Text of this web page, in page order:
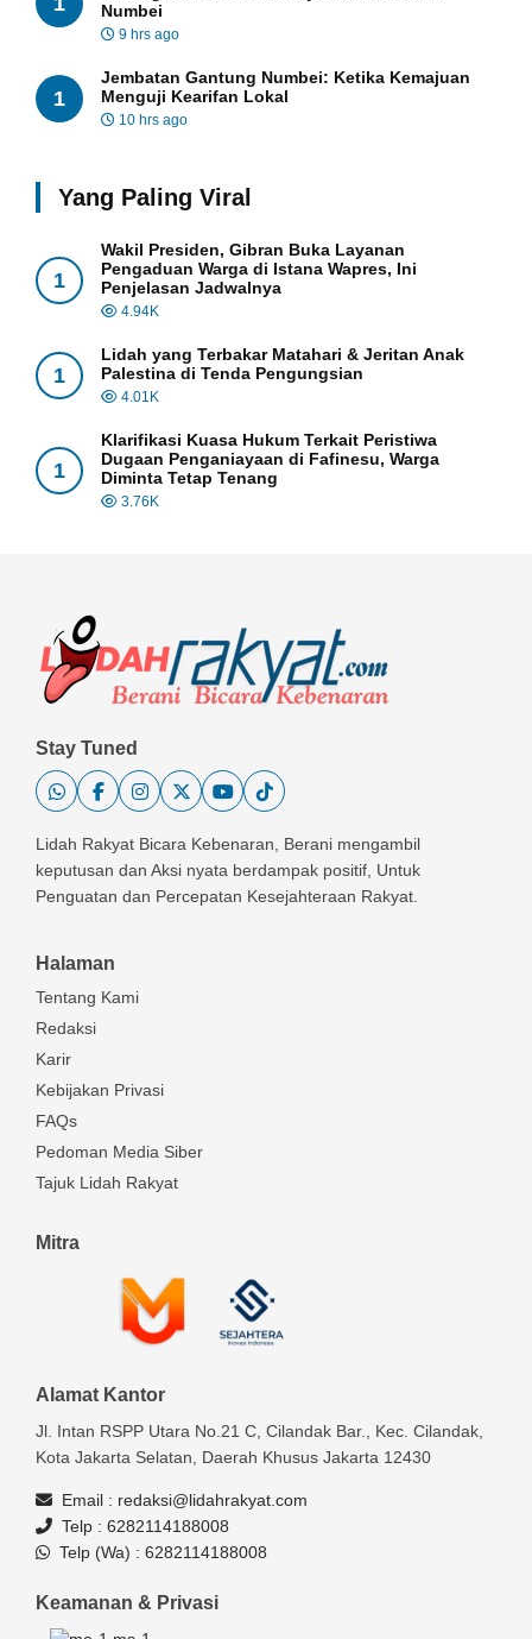
Numbei
9 hrs ago
1
Jembatan Gantung Numbei: Ketika Kemajuan
Menguji Kearifan Lokal
10 hrs ago
Yang Paling Viral
1
Wakil Presiden, Gibran Buka Layanan
Pengaduan Warga di Istana Wapres, Ini
Penjelasan Jadwalnya
4.94K
1
Lidah yang Terbakar Matahari & Jeritan Anak
Palestina di Tenda Pengungsian
4.01K
1
Klarifikasi Kuasa Hukum Terkait Peristiwa
Dugaan Penganiayaan di Fafinesu, Warga
Diminta Tetap Tenang
3.76K
Stay Tuned
Lidah Rakyat Bicara Kebenaran, Berani mengambil
keputusan dan Aksi nyata berdampak positif, Untuk
Penguatan dan Percepatan Kesejahteraan Rakyat.
Halaman
Tentang Kami
Redaksi
Karir
Kebijakan Privasi
FAQs
Pedoman Media Siber
Tajuk Lidah Rakyat
Mitra
Alamat Kantor
Jl. Intan RSPP Utara No.21 C, Cilandak Bar., Kec. Cilandak,
Kota Jakarta Selatan, Daerah Khusus Jakarta 12430
Email : redaksi@lidahrakyat.com
Telp : 6282114188008
Telp (Wa) : 6282114188008
Keamanan & Privasi